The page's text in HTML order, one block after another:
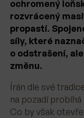
ochromený
rozvrácený
propastí.
síly, které
o odstrašení,
změnu.
Írán dle své
na pozadí
Co by však